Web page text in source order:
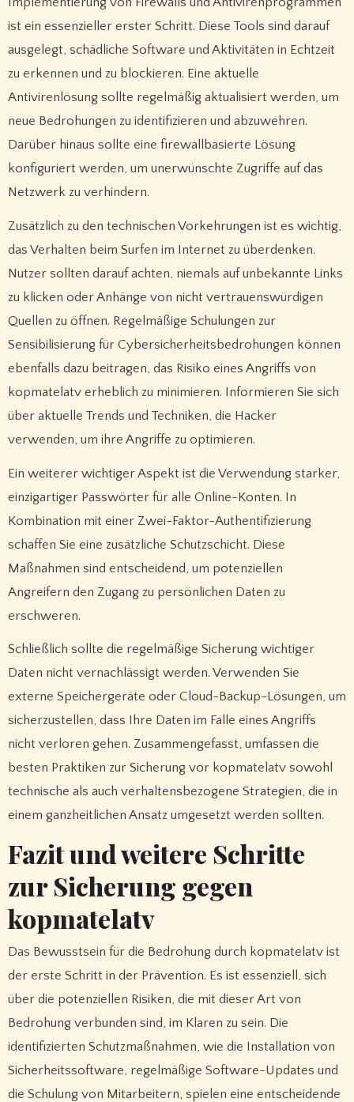
ist ein essenzieller erster Schritt. Diese Tools sind darauf
ausgelegt, schädliche Software und Aktivitäten in Echtzeit
zu erkennen und zu blockieren. Eine aktuelle
Antivirenlösung sollte regelmäßig aktualisiert werden, um
neue Bedrohungen zu identifizieren und abzuwehren.
Darüber hinaus sollte eine firewallbasierte Lösung
konfiguriert werden, um unerwünschte Zugriffe auf das
Netzwerk zu verhindern.
Zusätzlich zu den technischen Vorkehrungen ist es wichtig,
das Verhalten beim Surfen im Internet zu überdenken.
Nutzer sollten darauf achten, niemals auf unbekannte Links
zu klicken oder Anhänge von nicht vertrauenswürdigen
Quellen zu öffnen. Regelmäßige Schulungen zur
Sensibilisierung für Cybersicherheitsbedrohungen können
ebenfalls dazu beitragen, das Risiko eines Angriffs von
kopmatelatv erheblich zu minimieren. Informieren Sie sich
über aktuelle Trends und Techniken, die Hacker
verwenden, um ihre Angriffe zu optimieren.
Ein weiterer wichtiger Aspekt ist die Verwendung starker,
einzigartiger Passwörter für alle Online-Konten. In
Kombination mit einer Zwei-Faktor-Authentifizierung
schaffen Sie eine zusätzliche Schutzschicht. Diese
Maßnahmen sind entscheidend, um potenziellen
Angreifern den Zugang zu persönlichen Daten zu
erschweren.
Schließlich sollte die regelmäßige Sicherung wichtiger
Daten nicht vernachlässigt werden. Verwenden Sie
externe Speichergeräte oder Cloud-Backup-Lösungen, um
sicherzustellen, dass Ihre Daten im Falle eines Angriffs
nicht verloren gehen. Zusammengefasst, umfassen die
besten Praktiken zur Sicherung vor kopmatelatv sowohl
technische als auch verhaltensbezogene Strategien, die in
einem ganzheitlichen Ansatz umgesetzt werden sollten.
Fazit und weitere Schritte
zur Sicherung gegen
kopmatelatv
Das Bewusstsein für die Bedrohung durch kopmatelatv ist
der erste Schritt in der Prävention. Es ist essenziell, sich
über die potenziellen Risiken, die mit dieser Art von
Bedrohung verbunden sind, im Klaren zu sein. Die
identifizierten Schutzmaßnahmen, wie die Installation von
Sicherheitssoftware, regelmäßige Software-Updates und
die Schulung von Mitarbeitern, spielen eine entscheidende